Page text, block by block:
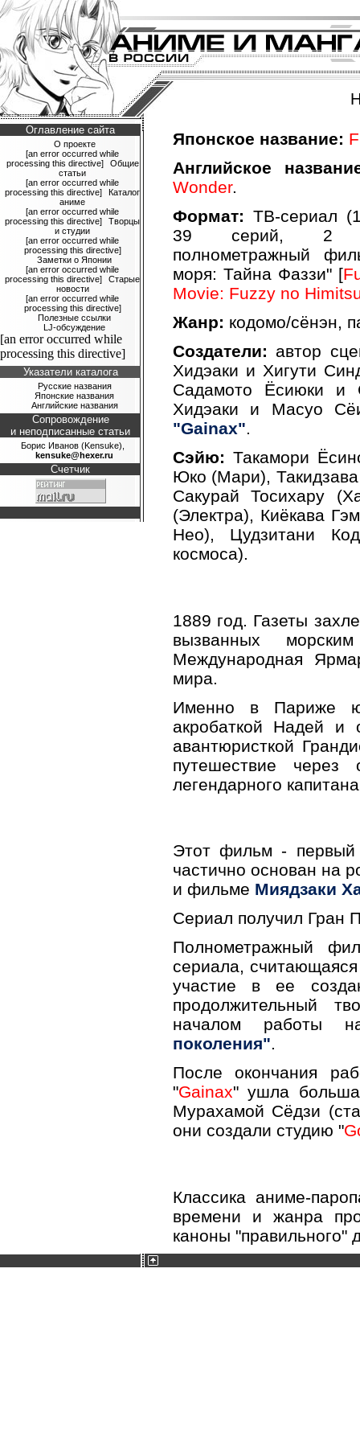
Оглавление сайта
О проекте
[an error occurred while
processing this directive]
Общие
статьи
[an error occurred while
processing this directive]
Каталог
аниме
[an error occurred while
processing this directive]
Творцы
и студии
[an error occurred while
processing this directive]
Заметки о Японии
[an error occurred while
processing this directive]
Старые
новости
[an error occurred while
processing this directive]
Полезные ссылки
LJ-обсуждение
[an error occurred while
processing this directive]
Указатели каталога
Русские названия
Японские названия
Английские названия
Сопровождение
и неподписанные статьи
Борис Иванов (Kensuke),
kensuke@hexer.ru
Счетчик
Японское название:
Английское
Wonder.
Формат: ТВ-сериал
39 серий, 2
полнометражный
моря: Тайна Фаззи" [
Movie: Fuzzy no
Жанр: кодомо/сёнэн,
Создатели: автор
Хидэаки и Хигути
Садамото Ёсиюки и
Хидэаки и Масуо
"Gainax".
Сэйю: Такамори
Юко (Мари),
Сакурай Тосихару
(Электра), Киёкава
Нео), Цудзитани
космоса).
1889 год. Газеты
вызванных
Международная
мира.
Именно в Париже
акробаткой Надей и
авантюристкой
путешествие
легендарного
Этот фильм - первый
частично основан на
и фильме Миядзаки
Сериал получил Гран
Полнометражный
сериала,
участие в ее
продолжительный
началом работы
поколения".
После окончания
"Gainax" ушла
Мурахамой Сёдзи
они создали студию "
Классика аниме-
времени и жанра
каноны "правильного"